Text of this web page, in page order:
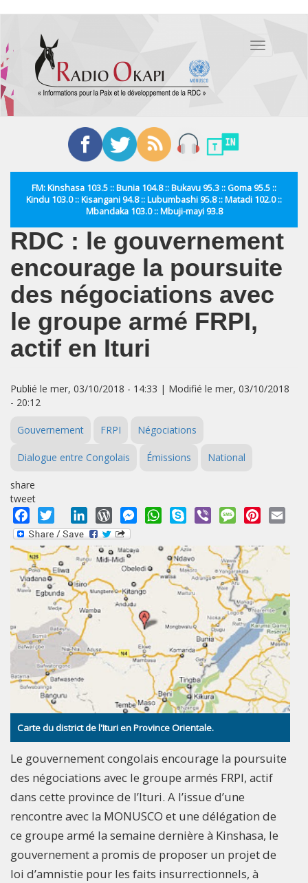
contenu
principal
Toggle
FM: Kinshasa 103.5 :: Bunia 104.8 :: Bukavu 95.3 :: Goma 95.5 ::
Kindu 103.0 :: Kisangani 94.8 :: Lubumbashi 95.8 :: Matadi 102.0 ::
Mbandaka 103.0 :: Mbuji-mayi 93.8
RDC : le gouvernement
encourage la poursuite
des négociations avec
le groupe armé FRPI,
actif en Ituri
Publié le mer, 03/10/2018 - 14:33 | Modifié le mer, 03/10/2018
- 20:12
Gouvernement FRPI Négociations
Dialogue entre Congolais Émissions National
share
tweet
Facebook
Twitter LinkedInWordPressMessengerWhatsApp
Skype Viber MessagePinterest
Carte du district de l'Ituri en Province Orientale.
Le gouvernement congolais encourage la poursuite
des négociations avec le groupe armés FRPI, actif
dans cette province de l’Ituri. A l’issue d’une
rencontre avec la MONUSCO et une délégation de
ce groupe armé la semaine dernière à Kinshasa, le
gouvernement a promis de proposer un projet de
loi d’amnistie pour les faits insurrectionnels, à